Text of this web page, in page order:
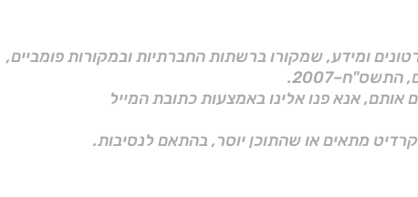
ומידע, שמקורו ברשתות החברתיות ובמקורות פומביים,
אותם, אנא פנו אלינו באמצעות כתובת המייל
מתאים או שהתוכן יוסר, בהתאם לנסיבות.